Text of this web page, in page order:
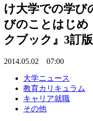
け大学での学
びのことはじ
クブック』3訂
2014.05.02 07:00
大学ニュース
教育カリキュラム
キャリア就職
その他